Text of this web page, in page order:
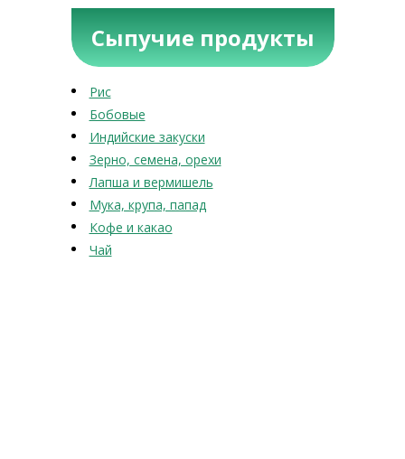
Сыпучие продукты
Рис
Бобовые
Индийские закуски
Зерно, семена, орехи
Лапша и вермишель
Мука, крупа, папад
Кофе и какао
Чай